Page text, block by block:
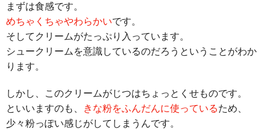
まずは食感です。
めちゃくちゃやわらかいです。
そしてクリームがたっぷり入っています。
シュークリームを意識しているのだろうということがわか
ります。
しかし、このクリームがじつはちょっとくせものです。
といいますのも、
きな粉をふんだんに使っているため、
少々粉っぽい感じがしてしまうんです。